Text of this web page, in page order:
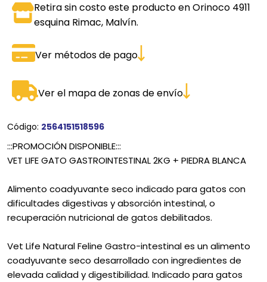
Retira sin costo este producto en Orinoco 4911
esquina Rimac, Malvín.
Ver métodos de pago
Ver el mapa de zonas de envío
Código: 2564151518596
:::PROMOCIÓN DISPONIBLE:::
VET LIFE GATO GASTROINTESTINAL 2KG + PIEDRA BLANCA
Alimento coadyuvante seco indicado para gatos con
dificultades digestivas y absorción intestinal, o
recuperación nutricional de gatos debilitados.
Vet Life Natural Feline Gastro-intestinal es un alimento
coadyuvante seco desarrollado con ingredientes de
elevada calidad y digestibilidad. Indicado para gatos